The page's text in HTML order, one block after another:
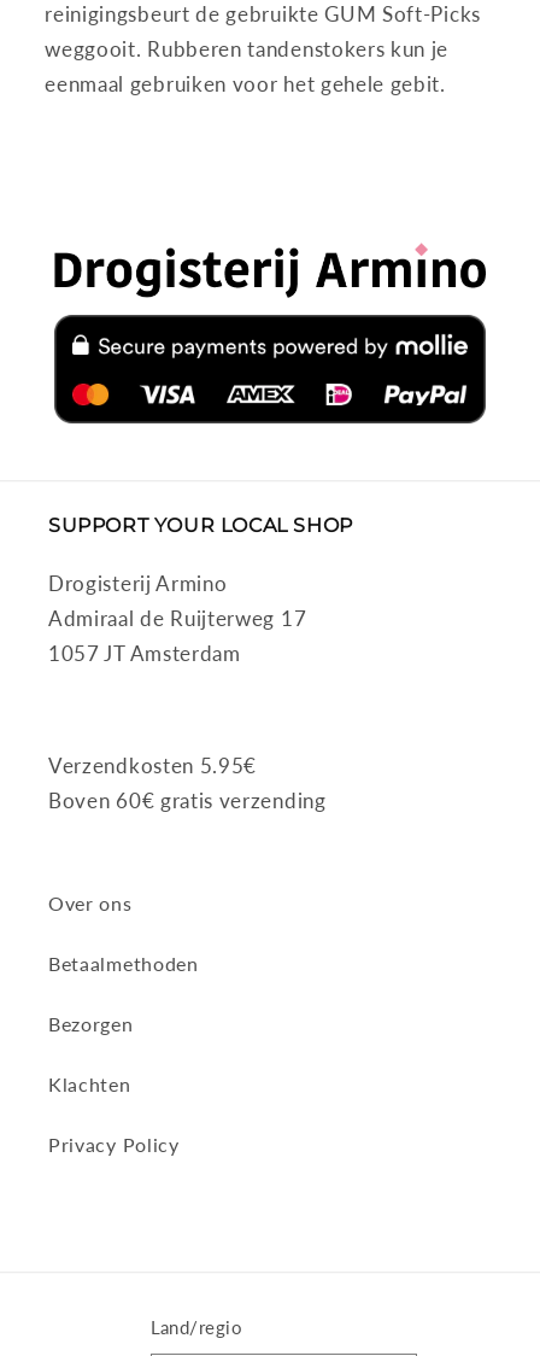
reinigingsbeurt de gebruikte GUM Soft-Picks
weggooit. Rubberen tandenstokers kun je
eenmaal gebruiken voor het gehele gebit.
SUPPORT YOUR LOCAL SHOP
Drogisterij Armino
Admiraal de Ruijterweg 17
1057 JT Amsterdam
Verzendkosten 5.95€
Boven 60€ gratis verzending
Over ons
Betaalmethoden
Bezorgen
Klachten
Privacy Policy
Land/regio